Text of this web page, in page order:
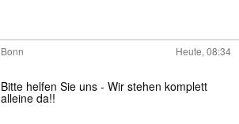
Bonn Heute, 08:34
Bitte helfen Sie uns - Wir stehen komplett
alleine da!!